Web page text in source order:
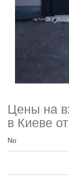
Цены на
в Киеве
No